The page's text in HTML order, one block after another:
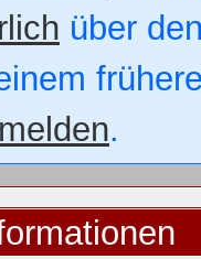
über
.